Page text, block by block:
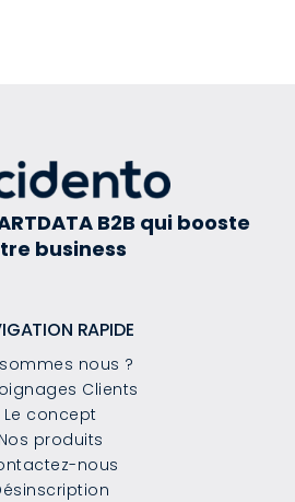
B2B qui booste
business
RAPIDE
nous ?
Clients
Le concept
Nos produits
nous